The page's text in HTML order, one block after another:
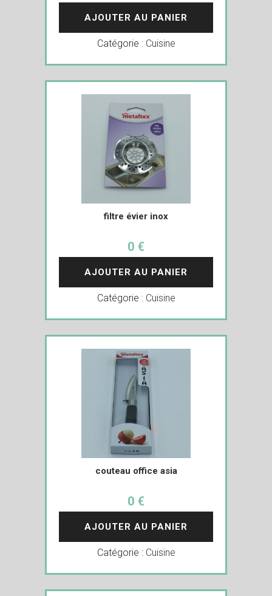
AJOUTER AU PANIER
Catégorie : Cuisine
filtre évier inox
0 €
AJOUTER AU PANIER
Catégorie : Cuisine
couteau office asia
0 €
AJOUTER AU PANIER
Catégorie : Cuisine